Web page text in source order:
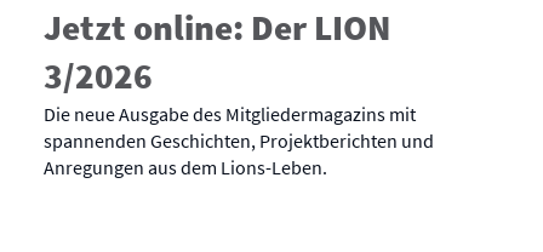
Jetzt online: Der LION
3/2026
Die neue Ausgabe des Mitgliedermagazins mit
spannenden Geschichten, Projektberichten und
Anregungen aus dem Lions-Leben.